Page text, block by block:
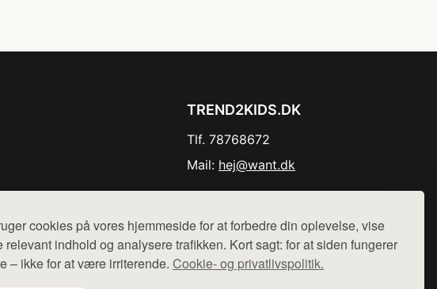
cookies på vores hjemmeside for at forbedre din oplevelse, vise
relevant indhold og analysere trafikken. Kort sagt: for at siden fungerer
– ikke for at være irriterende. Cookie- og privatlivspolitik.
TREND2KIDS.DK
Tlf. 78768672
Mail: hej@want.dk
webshops. Der sælges ikke varer fra denne side - vi henviser til de shops,